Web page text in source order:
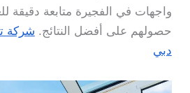
واجهات في الفجيرة متابعة دقيقة
حصولهم على أفضل النتائج. شركة
دبي